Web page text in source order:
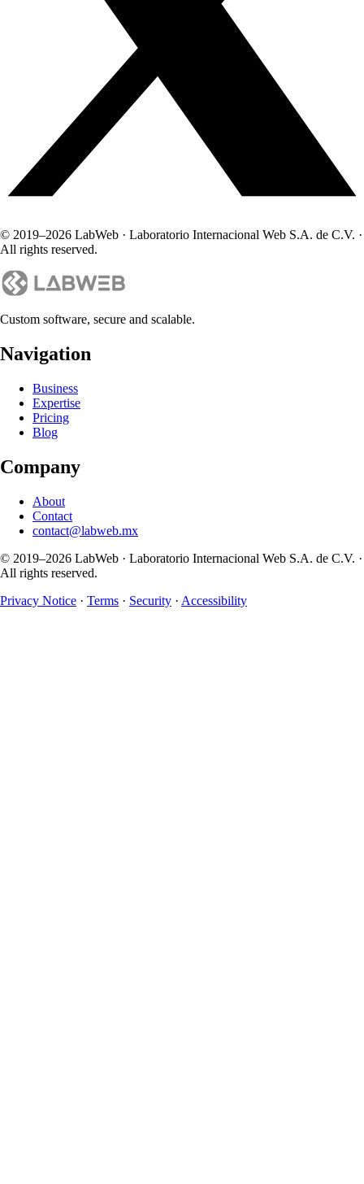
© 2019–2026 LabWeb · Laboratorio Internacional Web S.A. de C.V. ·
All rights reserved.
Custom software, secure and scalable.
Navigation
Business
Expertise
Pricing
Blog
Company
About
Contact
contact@labweb.mx
© 2019–2026 LabWeb · Laboratorio Internacional Web S.A. de C.V. ·
All rights reserved.
Privacy Notice · Terms · Security · Accessibility